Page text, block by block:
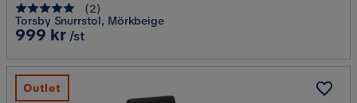
(2)
Torsby Snurrstol, Mörkbeige
Pris
999 kr /st
Outlet